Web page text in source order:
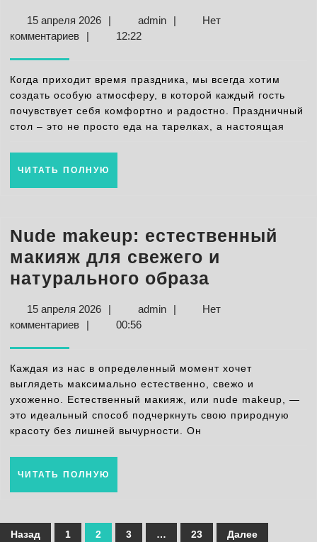
для
застолья
и
15 апреля 202615
апреля
| adminadmin
|
Нет
комментариев
| 12:22
Когда приходит время праздника, мы всегда хотим
создать особую атмосферу, в которой каждый гость
почувствует себя комфортно и радостно. Праздничный
стол – это не просто еда на тарелках, а настоящая
ЧИТАТЬ ПОЛНУЮ
Nude makeup: естественный
макияж для свежего и
натурального образа
для
свежего
и
15 апреля 202615
апреля
| adminadmin
|
Нет
комментариев
| 00:56
Каждая из нас в определенный момент хочет
выглядеть максимально естественно, свежо и
ухоженно. Естественный макияж, или nude makeup, —
это идеальный способ подчеркнуть свою природную
красоту без лишней вычурности. Он
ЧИТАТЬ ПОЛНУЮ
Пагинация
Назад 1 2 3 … 23 Далее